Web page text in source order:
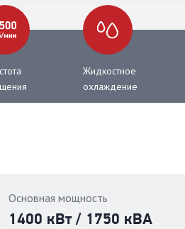
Жидкостное
охлаждение
Основная мощность
1400 кВт / 1750 кВА